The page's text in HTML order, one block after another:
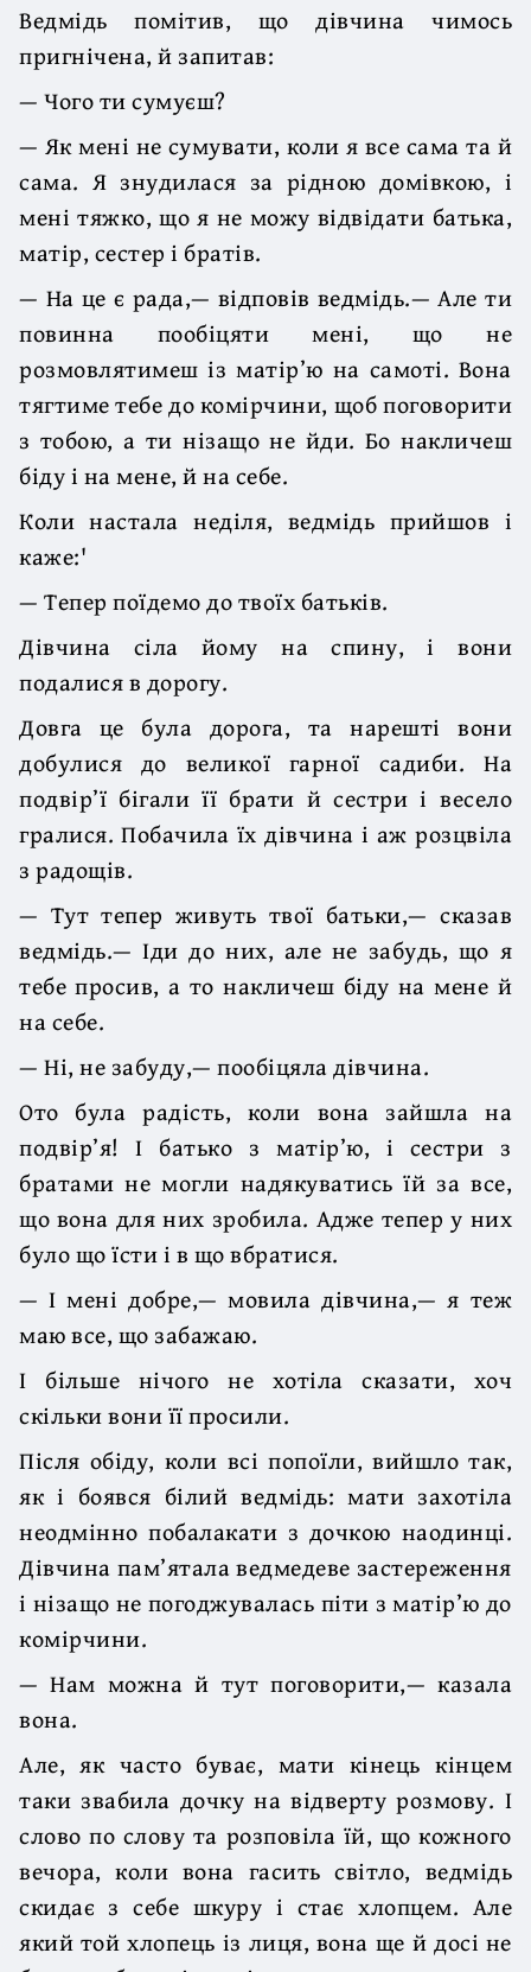
Ведмідь помітив, що дівчина чимось
пригнічена, й запитав:
— Чого ти сумуєш?
— Як мені не сумувати, коли я все сама та й
сама. Я знудилася за рідною домівкою, і
мені тяжко, що я не можу відвідати батька,
матір, сестер і братів.
— На це є рада,— відповів ведмідь.— Але ти
повинна пообіцяти мені, що не
розмовлятимеш із матір’ю на самоті. Вона
тягтиме тебе до комірчини, щоб поговорити
з тобою, а ти нізащо не йди. Бо накличеш
біду і на мене, й на себе.
Коли настала неділя, ведмідь прийшов і
каже:'
— Тепер поїдемо до твоїх батьків.
Дівчина сіла йому на спину, і вони
подалися в дорогу.
Довга це була дорога, та нарешті вони
добулися до великої гарної садиби. На
подвір’ї бігали її брати й сестри і весело
гралися. Побачила їх дівчина і аж розцвіла
з радощів.
— Тут тепер живуть твої батьки,— сказав
ведмідь.— Іди до них, але не забудь, що я
тебе просив, а то накличеш біду на мене й
на себе.
— Ні, не забуду,— пообіцяла дівчина.
Ото була радість, коли вона зайшла на
подвір’я! І батько з матір’ю, і сестри з
братами не могли надякуватись їй за все,
що вона для них зробила. Адже тепер у них
було що їсти і в що вбратися.
— І мені добре,— мовила дівчина,— я теж
маю все, що забажаю.
І більше нічого не хотіла сказати, хоч
скільки вони її просили.
Після обіду, коли всі попоїли, вийшло так,
як і боявся білий ведмідь: мати захотіла
неодмінно побалакати з дочкою наодинці.
Дівчина пам’ятала ведмедеве застереження
і нізащо не погоджувалась піти з матір’ю до
комірчини.
— Нам можна й тут поговорити,— казала
вона.
Але, як часто буває, мати кінець кінцем
таки звабила дочку на відверту розмову. І
слово по слову та розповіла їй, що кожного
вечора, коли вона гасить світло, ведмідь
скидає з себе шкуру і стає хлопцем. Але
який той хлопець із лиця, вона ще й досі не